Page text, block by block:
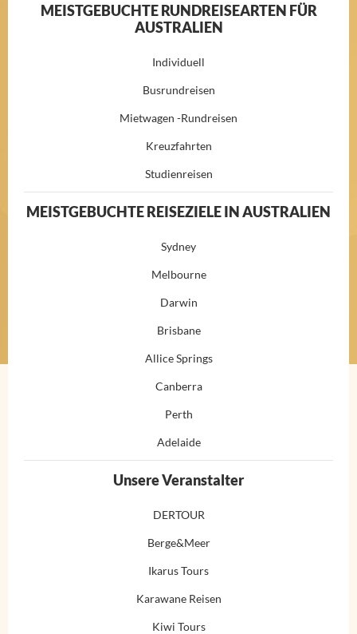
MEISTGEBUCHTE RUNDREISEARTEN FÜR
AUSTRALIEN
Individuell
Busrundreisen
Mietwagen -Rundreisen
Kreuzfahrten
Studienreisen
MEISTGEBUCHTE REISEZIELE IN AUSTRALIEN
Sydney
Melbourne
Darwin
Brisbane
Allice Springs
Canberra
Perth
Adelaide
Unsere Veranstalter
DERTOUR
Berge&Meer
Ikarus Tours
Karawane Reisen
Kiwi Tours